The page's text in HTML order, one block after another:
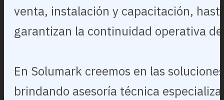
venta, instalación y capacitación,
garantizan la continuidad operativa
En Solumark creemos en las
brindando asesoría técnica